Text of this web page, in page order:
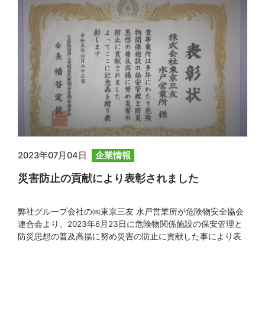
会社三友ロジスティ […]
2023年07月04日 企業情報
災害防止の貢献により表彰されました
弊社グループ会社の㈱東京三友 水戸営業所が危険物安全協会
連合会より、2023年6月23日に危険物関係施設の保安管理と
防災思想の普及高揚に努め災害の防止に貢献した事により表